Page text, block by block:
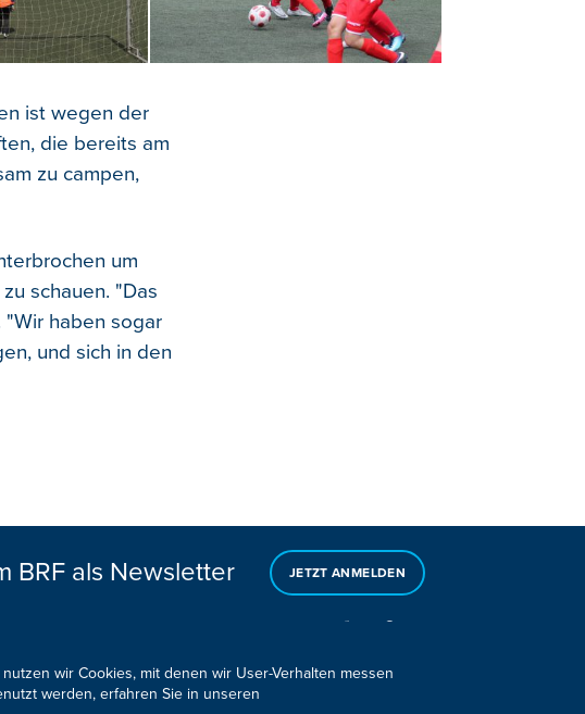
ist wegen der
die bereits am
zu campen,
um
schauen. "Das
haben sogar
und sich in den
BRF als Newsletter JETZT ANMELDEN
wir Cookies, mit denen wir User-Verhalten messen
werden, erfahren Sie in unseren